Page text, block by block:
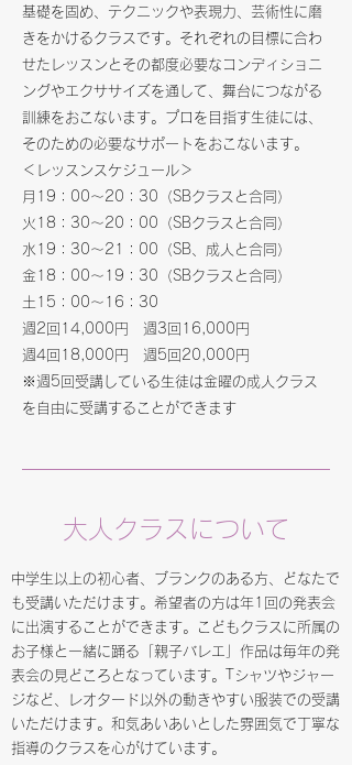
基礎を固め、テクニックや表現力、芸術性に磨
きをかけるクラスです。それぞれの目標に合わ
せたレッスンとその都度必要なコンディショニ
ングやエクササイズを通して、舞台につながる
訓練をおこないます。プロを目指す生徒には、
そのための必要なサポートをおこないます。
＜レッスンスケジュール＞
月19：00～20：30（SBクラスと合同）
火18：30～20：00（SBクラスと合同）
水19：30～21：00（SB、成人と合同）
金18：00～19：30（SBクラスと合同）
​土15：00～16：30
週2回14,000円 週3回16,000円
​週4回18,000円 週5回20,000円
​※週5回受講している生徒は金曜の成人クラス
を自由に受講することができます
大人​クラスについて
​中学生以上の初心者、ブランクのある方、どなたで
も受講いただけます。希望者の方は年1回の発表会
に出演することができます。こどもクラスに所属の
お子様と一緒に踊る「親子バレエ」作品は毎年の発
表会の見どころとなっています。Tシャツやジャー
ジなど、レオタード以外の動きやすい服装での受講
いただけます。和気あいあいとした雰囲気で丁寧な
指導のクラスを心がけています。